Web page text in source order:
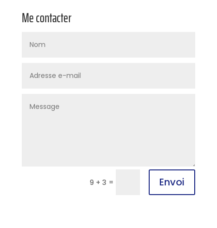
Me contacter
9 + 3 = Envoi